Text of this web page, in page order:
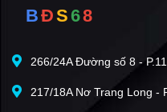
BĐS68
266/24A Đường số 8 -
217/18A Nơ Trang Long -